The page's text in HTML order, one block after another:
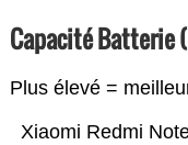
Capacité Batterie
Plus élevé =
Xiaomi Redmi